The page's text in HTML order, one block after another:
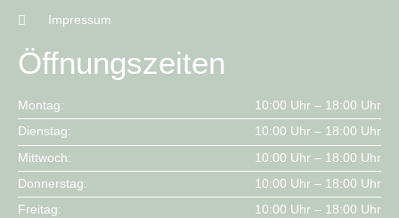
Impressum
Öffnungszeiten
Montag:
10:00 Uhr – 18:00 Uhr
Dienstag:
10:00 Uhr – 18:00 Uhr
Mittwoch:
10:00 Uhr – 18:00 Uhr
Donnerstag:
10:00 Uhr – 18:00 Uhr
Freitag:
10:00 Uhr – 18:00 Uhr